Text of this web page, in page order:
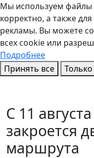
Мы используем файлы
корректно, а также
рекламы. Вы можете
всех cookie или
Подробнее
Принять все
С 11
закроется
маршрута